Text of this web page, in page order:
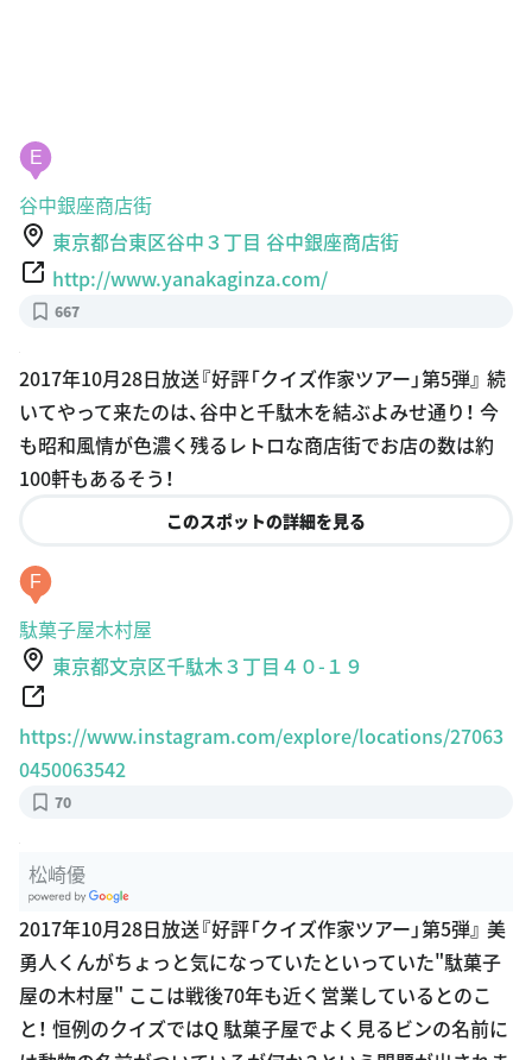
E
谷中銀座商店街
東京都台東区谷中３丁目 谷中銀座商店街
http://www.yanakaginza.com/
667
2017年10月28日放送『好評「クイズ作家ツアー」第5弾』 続
いてやって来たのは、谷中と千駄木を結ぶよみせ通り！ 今
も昭和風情が色濃く残るレトロな商店街でお店の数は約
100軒もあるそう！
このスポットの詳細を見る
F
駄菓子屋木村屋
東京都文京区千駄木３丁目４０-１９
https://www.instagram.com/explore/locations/27063
0450063542
70
松崎優
oogle Plac
es
2017年10月28日放送『好評「クイズ作家ツアー」第5弾』 美
勇人くんがちょっと気になっていたといっていた"駄菓子
屋の木村屋" ここは戦後70年も近く営業しているとのこ
と！ 恒例のクイズではQ 駄菓子屋でよく見るビンの名前に